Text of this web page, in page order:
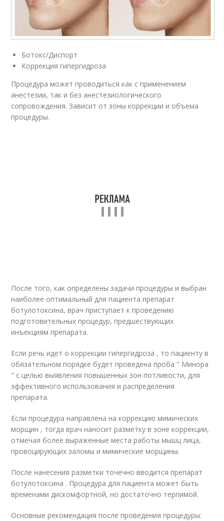
Ботокс/Диспорт
Коррекция гипергидроза
Процедура может проводиться как с применением
анестезии, так и без анестезиологического
сопровождения. Зависит от зоны коррекции и объема
процедуры.
После того, как определены задачи процедуры и выбран
наиболее оптимальный для пациента препарат
ботулотоксина, врач приступает к проведению
подготовительных процедур, предшествующих
инъекциям препарата.
Если речь идет о коррекции гипергидроза , то пациенту в
обязательном порядке будет проведена проба " Минора
" с целью выявления повышенных зон потливости, для
эффективного использования и распределения
препарата.
Если процедура направлена на коррекцию мимических
морщин , тогда врач наносит разметку в зоне коррекции,
отмечая более выраженные места работы мышц лица,
провоцирующих заломы и мимические морщины.
После нанесения разметки точечно вводится препарат
ботулотоксина . Процедура для пациента может быть
временами дискомфортной, но достаточно терпимой.
Основные рекомендация после проведения процедуры: